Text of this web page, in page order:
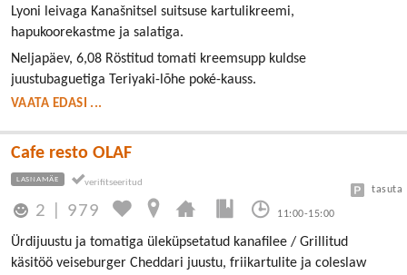
Lyoni leivaga Kanašnitsel suitsuse kartulikreemi,
hapukoorekastme ja salatiga.
Neljapäev, 6,08 Röstitud tomati kreemsupp kuldse
juustubaguetiga Teriyaki-lõhe poké-kauss.
VAATA EDASI ...
Cafe resto OLAF
LASNAMÄE
2 979 11:00-15:00
tasuta
Ürdijuustu ja tomatiga üleküpsetatud kanafilee / Grillitud
käsitöö veiseburger Cheddari juustu, friikartulite ja coleslaw